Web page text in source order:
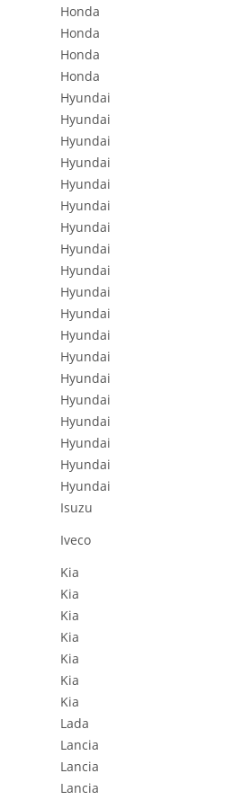
Honda
Honda
Honda
Honda
Hyundai
Hyundai
Hyundai
Hyundai
Hyundai
Hyundai
Hyundai
Hyundai
Hyundai
Hyundai
Hyundai
Hyundai
Hyundai
Hyundai
Hyundai
Hyundai
Hyundai
Hyundai
Hyundai
Isuzu
Iveco
Kia
Kia
Kia
Kia
Kia
Kia
Kia
Lada
Lancia
Lancia
Lancia